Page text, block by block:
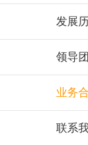
发展
领导
业务
联系